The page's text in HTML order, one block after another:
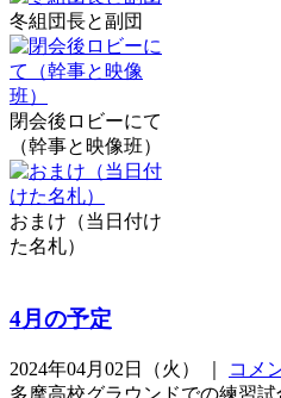
冬組団長と副団
閉会後ロビーにて
（幹事と映像班）
おまけ（当日付け
た名札）
4月の予定
2024年04月02日（火） ｜
コメ
多摩高校グラウンドでの練習